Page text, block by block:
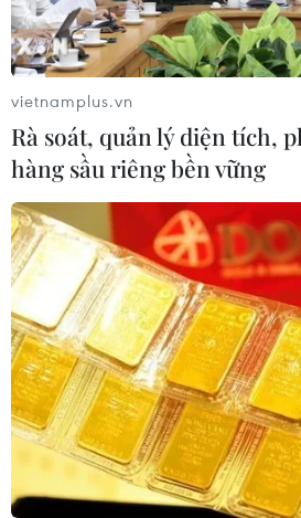
vietnamplus.vn
Rà soát, quản lý diện tích,
hàng sầu riêng bền vững